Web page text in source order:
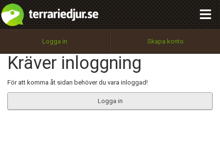
Logga in Skapa konto
Kräver inloggning
För att komma åt sidan behöver du vara inloggad!
Logga in
Utför
100%
OK
integritetspolicy
Namn:
Epost:
Begär nytt lösenord
Tillbaka till förstasidan